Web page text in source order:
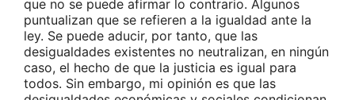
que no se puede afirmar lo contrario. Algunos
puntualizan que se refieren a la igualdad ante la
ley. Se puede aducir, por tanto, que las
desigualdades existentes no neutralizan, en ningún
caso, el hecho de que la justicia es igual para
todos. Sin embargo, mi opinión es que las